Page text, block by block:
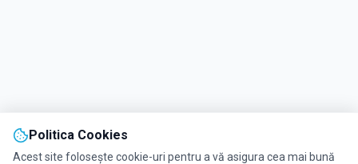
Politica Cookies
Acest site folosește cookie-uri pentru a vă asigura cea mai bună